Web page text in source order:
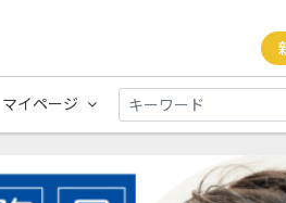
マイページ